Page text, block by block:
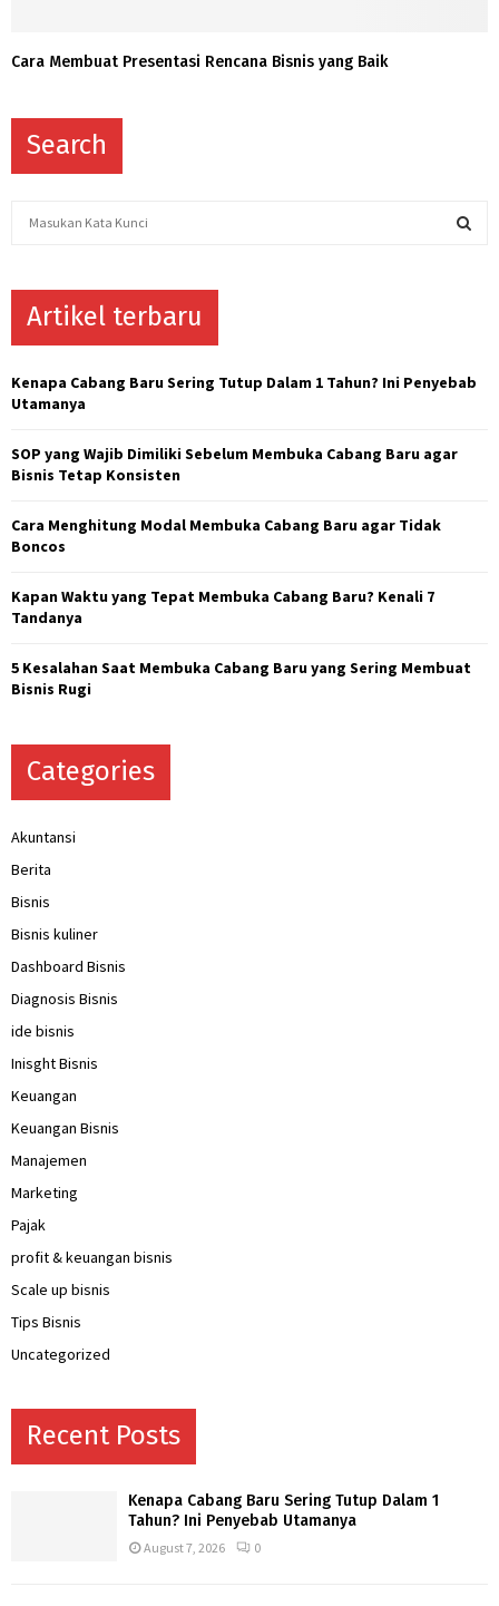
Cara Membuat Presentasi Rencana Bisnis yang Baik
Search
f
o
r
Artikel terbaru
Kenapa Cabang Baru Sering Tutup Dalam 1 Tahun? Ini Penyebab
Utamanya
SOP yang Wajib Dimiliki Sebelum Membuka Cabang Baru agar
Bisnis Tetap Konsisten
Cara Menghitung Modal Membuka Cabang Baru agar Tidak
Boncos
Kapan Waktu yang Tepat Membuka Cabang Baru? Kenali 7
Tandanya
5 Kesalahan Saat Membuka Cabang Baru yang Sering Membuat
Bisnis Rugi
Categories
Akuntansi
Berita
Bisnis
Bisnis kuliner
Dashboard Bisnis
Diagnosis Bisnis
ide bisnis
Inisght Bisnis
Keuangan
Keuangan Bisnis
Manajemen
Marketing
Pajak
profit & keuangan bisnis
Scale up bisnis
Tips Bisnis
Uncategorized
Recent Posts
Kenapa Cabang Baru Sering Tutup Dalam 1
Tahun? Ini Penyebab Utamanya
August 7, 2026 0